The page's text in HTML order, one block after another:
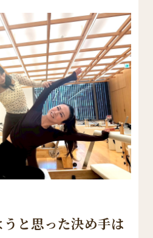
うと思った決め手は